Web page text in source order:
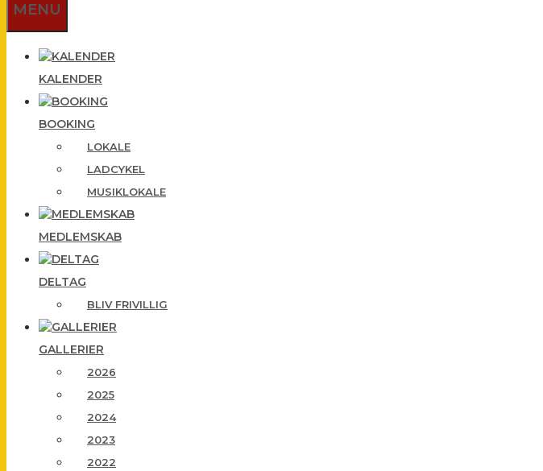
MENU
KALENDER
BOOKING
LOKALE
LADCYKEL
MUSIKLOKALE
MEDLEMSKAB
DELTAG
BLIV FRIVILLIG
GALLERIER
2026
2025
2024
2023
2022